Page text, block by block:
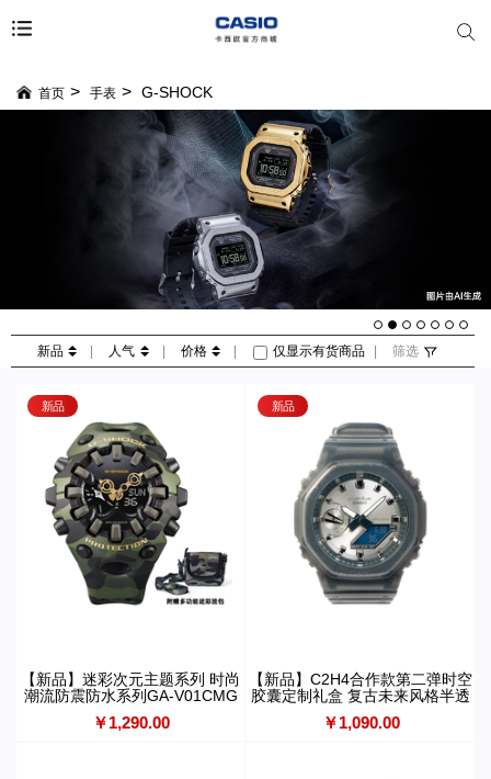
首页 手表 G-SHOCK
新品 人气 价格 仅显示有货商品 筛选
新品
【新品】迷彩次元主题系列 时尚
潮流防震防水系列GA-V01CMG
￥1,290.00
新品
【新品】C2H4合作款第二弹时空
胶囊定制礼盒 复古未来风格半透
￥1,090.00